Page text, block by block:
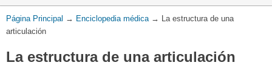
Usted
está
Página Principal → Enciclopedia médica → La estructura de una
articulación
La estructura de una articulación